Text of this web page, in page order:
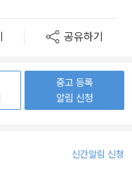
공유하기
중고 등록
알림 신청
신간알림 신청